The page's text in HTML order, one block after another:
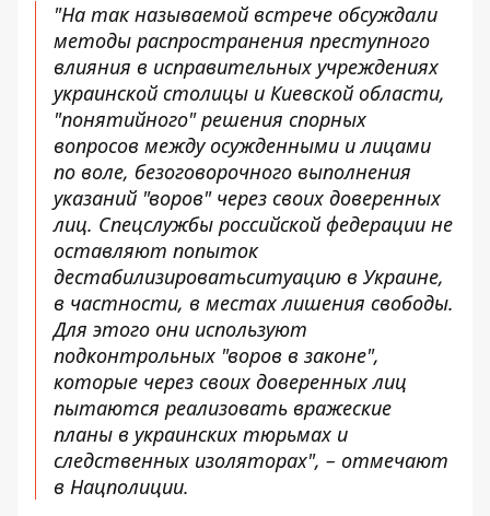
"На так называемой встрече обсуждали
методы распространения преступного
влияния в исправительных учреждениях
украинской столицы и Киевской области,
"понятийного" решения спорных
вопросов между осужденными и лицами
по воле, безоговорочного выполнения
указаний "воров" через своих доверенных
лиц. Спецслужбы российской федерации не
оставляют попыток
дестабилизироватьситуацию в Украине,
в частности, в местах лишения свободы.
Для этого они используют
подконтрольных "воров в законе",
которые через своих доверенных лиц
пытаются реализовать вражеские
планы в украинских тюрьмах и
следственных изоляторах", – отмечают
в Нацполиции.